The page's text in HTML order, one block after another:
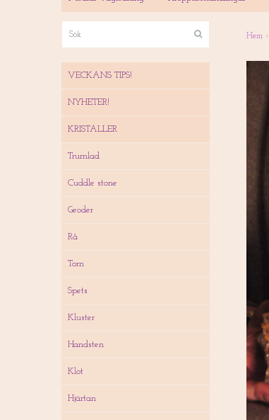
VECKANS TIPS!
NYHETER!
KRISTALLER
Trumlad
Cuddle stone
Geoder
Rå
Torn
Spets
Kluster
Handsten
Klot
Hjärtan
Hem ›